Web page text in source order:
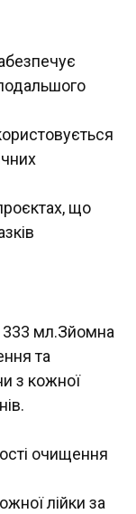
що
333 мл.Зйомна
та
з кожної
очищення
лійки за